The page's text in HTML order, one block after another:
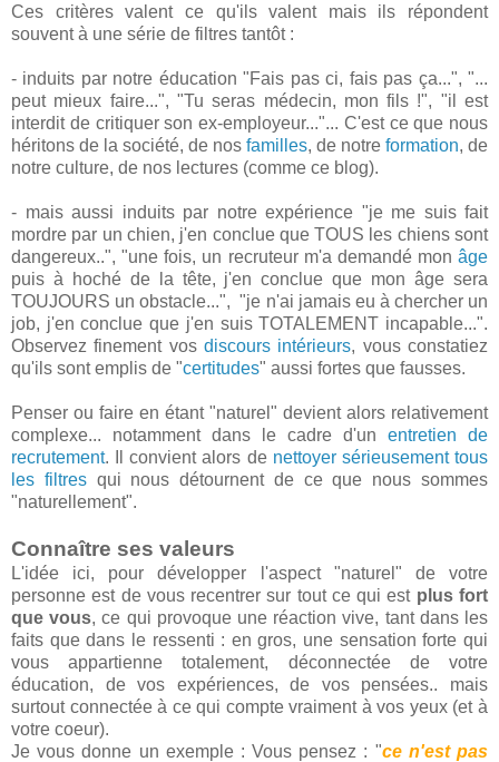
Ces critères valent ce qu'ils valent mais ils répondent
souvent à une série de filtres tantôt :
- induits par notre éducation "Fais pas ci, fais pas ça...", "...
peut mieux faire...", "Tu seras médecin, mon fils !", "il est
interdit de critiquer son ex-employeur..."... C'est ce que nous
héritons de la société, de nos familles, de notre formation, de
notre culture, de nos lectures (comme ce blog).
- mais aussi induits par notre expérience "je me suis fait
mordre par un chien, j'en conclue que TOUS les chiens sont
dangereux..", "une fois, un recruteur m'a demandé mon âge
puis à hoché de la tête, j'en conclue que mon âge sera
TOUJOURS un obstacle...", "je n'ai jamais eu à chercher un
job, j'en conclue que j'en suis TOTALEMENT incapable...".
Observez finement vos discours intérieurs, vous constatiez
qu'ils sont emplis de "certitudes" aussi fortes que fausses.
Penser ou faire en étant "naturel" devient alors relativement
complexe... notamment dans le cadre d'un entretien de
recrutement. Il convient alors de nettoyer sérieusement tous
les filtresqui nous détournent de ce que nous sommes
"naturellement".
Connaître ses valeurs
L'idée ici, pour développer l'aspect "naturel" de votre
personne est de vous recentrer sur tout ce qui est plus fort
que vous, ce qui provoque une réaction vive, tant dans les
faits que dans le ressenti : en gros, une sensation forte qui
vous appartienne totalement, déconnectée de votre
éducation, de vos expériences, de vos pensées.. mais
surtout connectée à ce qui compte vraiment à vos yeux (et à
votre coeur).
Je vous donne un exemple : Vous pensez : "ce n'est pas